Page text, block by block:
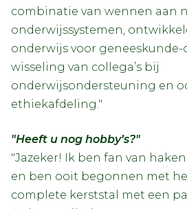
combinatie van wennen aan
onderwijssystemen,
onderwijs voor
wisseling van collega’s bij
onderwijsondersteuning en
ethiekafdeling."
"Heeft u nog hobby’s?"
"Jazeker! Ik ben fan van
en ben ooit begonnen met
complete kerststal met een